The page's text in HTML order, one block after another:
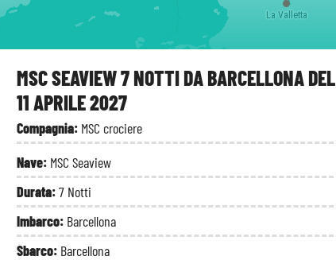
MSC SEAVIEW 7 NOTTI DA BARCELLONA DEL
11 APRILE 2027
Compagnia: MSC crociere
Nave: MSC Seaview
Durata:7 Notti
Imbarco: Barcellona
Sbarco: Barcellona
La Valletta